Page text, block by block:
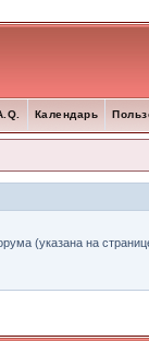
Календарь
(указана на